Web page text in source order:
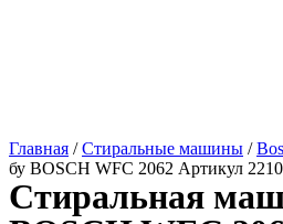
Главная /Стиральные машины /
бу BOSCH WFC 2062 Артикул
Стиральная